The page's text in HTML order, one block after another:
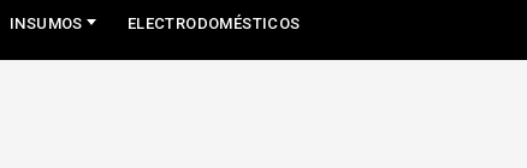
INSUMOS ELECTRODOMÉSTICOS